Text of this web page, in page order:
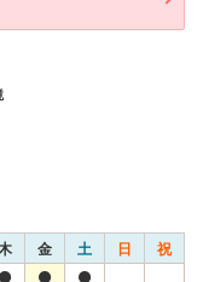
金 土 日 祝